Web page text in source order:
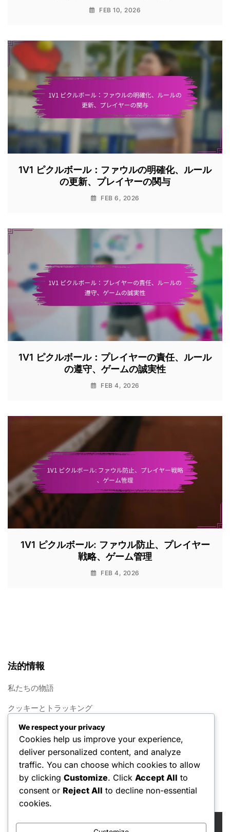
FEB 10, 2026
1V1 ピクルボール：ファウルの明確化、ルール
の更新、プレイヤーの関与
FEB 6, 2026
1V1 ピクルボール：プレイヤーの責任、ルール
の遵守、ゲームの誠実性
FEB 4, 2026
1V1 ピクルボール: ファウル防止、プレイヤー
戦略、ゲーム管理
FEB 4, 2026
法的情報
私たちの物語
クッキーとトラッキング
連絡先
プライバシーポリシー
利用規約
検索
We respect your privacy
Cookies help us improve your experience,
deliver personalized content, and analyze
traffic. You can choose which cookies to allow
by clicking Customize. Click Accept All to
consent or Reject All to decline non-essential
cookies.